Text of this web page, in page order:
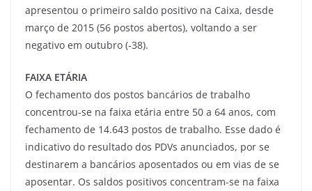
apresentou o primeiro saldo positivo na Caixa, desde
março de 2015 (56 postos abertos), voltando a ser
negativo em outubro (-38).
FAIXA ETÁRIA
O fechamento dos postos bancários de trabalho
concentrou-se na faixa etária entre 50 a 64 anos, com
fechamento de 14.643 postos de trabalho. Esse dado é
indicativo do resultado dos PDVs anunciados, por se
destinarem a bancários aposentados ou em vias de se
aposentar. Os saldos positivos concentram-se na faixa